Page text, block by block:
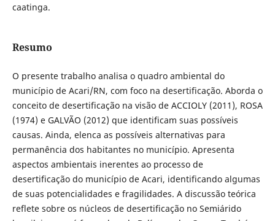
caatinga.
Resumo
O presente trabalho analisa o quadro ambiental do
município de Acari/RN, com foco na desertificação. Aborda o
conceito de desertificação na visão de ACCIOLY (2011), ROSA
(1974) e GALVÃO (2012) que identificam suas possíveis
causas. Ainda, elenca as possíveis alternativas para
permanência dos habitantes no município. Apresenta
aspectos ambientais inerentes ao processo de
desertificação do município de Acari, identificando algumas
de suas potencialidades e fragilidades. A discussão teórica
reflete sobre os núcleos de desertificação no Semiárido